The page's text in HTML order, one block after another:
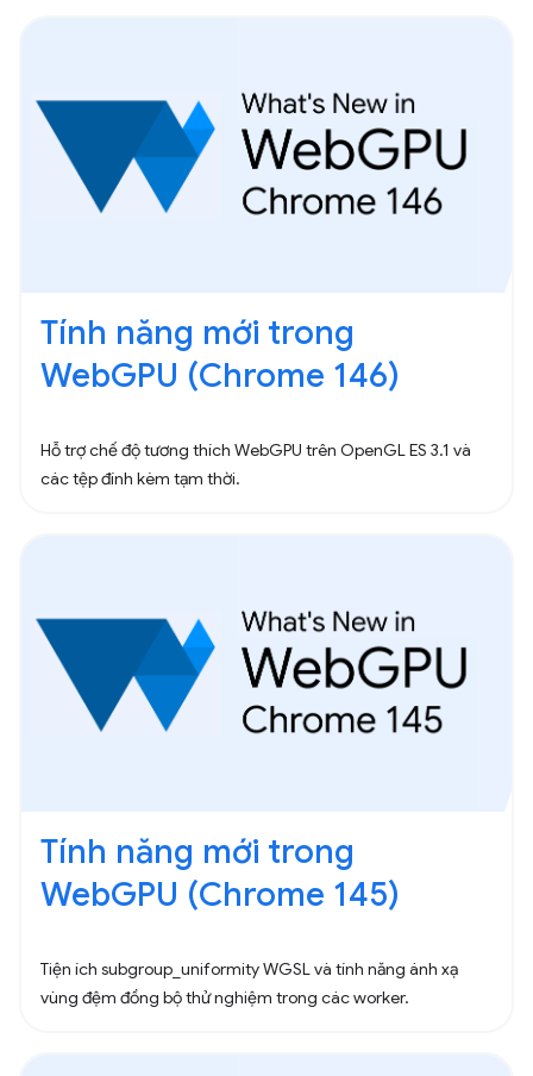
Tính năng mới trong
WebGPU (Chrome 146)
Hỗ trợ chế độ tương thích WebGPU trên OpenGL ES 3.1 và
các tệp đính kèm tạm thời.
Tính năng mới trong
WebGPU (Chrome 145)
Tiện ích subgroup_uniformity WGSL và tính năng ánh xạ
vùng đệm đồng bộ thử nghiệm trong các worker.